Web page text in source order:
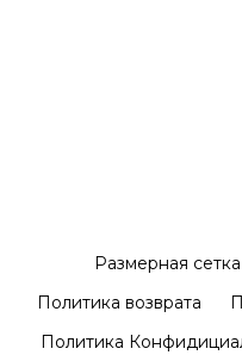
Размерная сетка
Политика возврата
Политика